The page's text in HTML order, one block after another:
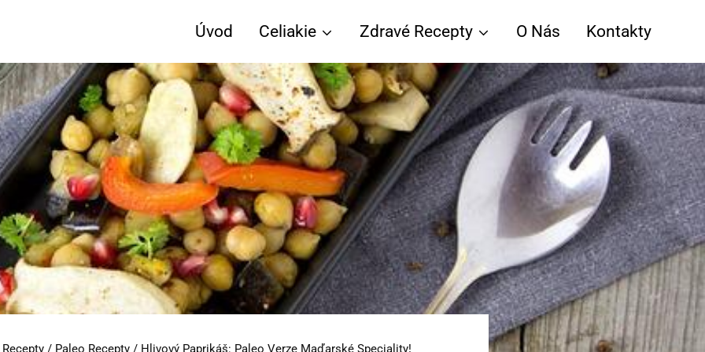
Úvod Celiakie Zdravé Recepty O Nás Kontakty
/ Paleo Recepty / Hlivový Paprikáš: Paleo Verze Maďarské Speciality!